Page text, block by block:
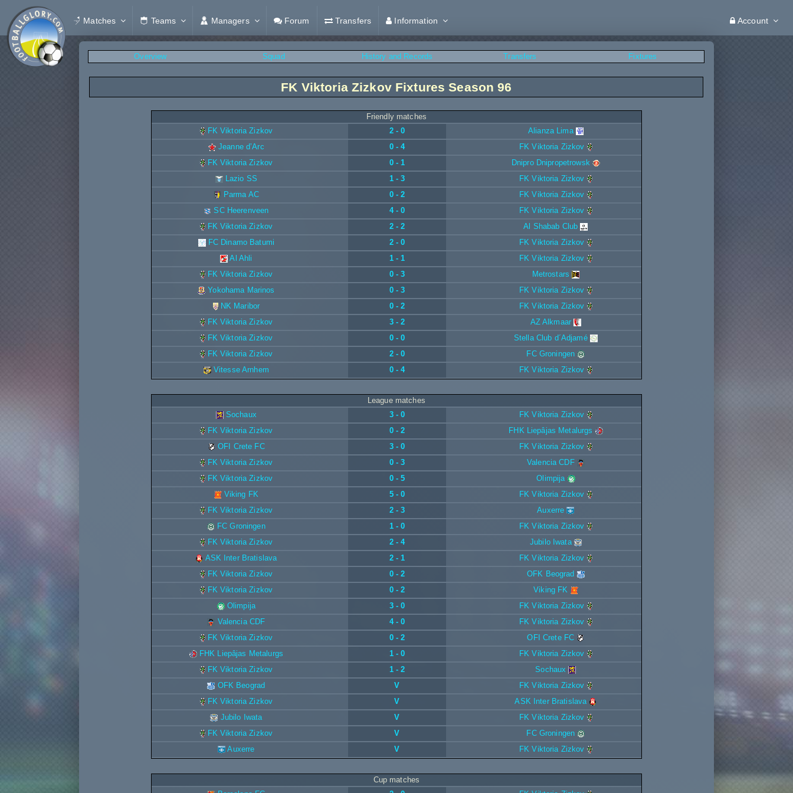
Matches Teams Managers Forum Transfers Information Account
Overview Squad History and Records Transfers Fixtures
FK Viktoria Zizkov Fixtures Season 96
Friendly matches
FK Viktoria Zizkov
2 - 0
Alianza Lima
Jeanne d’Arc
0 - 4
FK Viktoria Zizkov
FK Viktoria Zizkov
0 - 1
Dnipro Dnipropetrowsk
Lazio SS
1 - 3
FK Viktoria Zizkov
Parma AC
0 - 2
FK Viktoria Zizkov
SC Heerenveen
4 - 0
FK Viktoria Zizkov
FK Viktoria Zizkov
2 - 2
Al Shabab Club
FC Dinamo Batumi
2 - 0
FK Viktoria Zizkov
Al Ahli
1 - 1
FK Viktoria Zizkov
FK Viktoria Zizkov
0 - 3
Metrostars
Yokohama Marinos
0 - 3
FK Viktoria Zizkov
NK Maribor
0 - 2
FK Viktoria Zizkov
FK Viktoria Zizkov
3 - 2
AZ Alkmaar
FK Viktoria Zizkov
0 - 0
Stella Club d´Adjamé
FK Viktoria Zizkov
2 - 0
FC Groningen
Vitesse Arnhem
0 - 4 FK Viktoria Zizkov
League matches
Sochaux
3 - 0
FK Viktoria Zizkov
FK Viktoria Zizkov
0 - 2
FHK Liepâjas Metalurgs
OFI Crete FC
3 - 0
FK Viktoria Zizkov
FK Viktoria Zizkov
0 - 3
Valencia CDF
FK Viktoria Zizkov
0 - 5
Olimpija
Viking FK
5 - 0
FK Viktoria Zizkov
FK Viktoria Zizkov
2 - 3
Auxerre
FC Groningen
1 - 0
FK Viktoria Zizkov
FK Viktoria Zizkov
2 - 4
Jubilo Iwata
ASK Inter Bratislava
2 - 1
FK Viktoria Zizkov
FK Viktoria Zizkov
0 - 2
OFK Beograd
FK Viktoria Zizkov
0 - 2
Viking FK
Olimpija
3 - 0
FK Viktoria Zizkov
Valencia CDF
4 - 0
FK Viktoria Zizkov
FK Viktoria Zizkov
0 - 2
OFI Crete FC
FHK Liepâjas Metalurgs
1 - 0
FK Viktoria Zizkov
FK Viktoria Zizkov
1 - 2
Sochaux
OFK Beograd
V
FK Viktoria Zizkov
FK Viktoria Zizkov
V
ASK Inter Bratislava
Jubilo Iwata
V
FK Viktoria Zizkov
FK Viktoria Zizkov
V
FC Groningen
Auxerre
V FK Viktoria Zizkov
Cup matches